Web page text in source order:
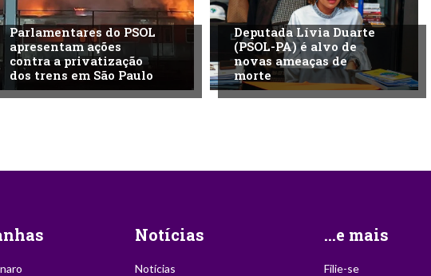
Parlamentares do PSOL
apresentam ações
contra a privatização
dos trens em São Paulo
Deputada Lívia Duarte
(PSOL-PA) é alvo de
novas ameaças de
morte
Notícias
Notícias
...e mais
Filie-se